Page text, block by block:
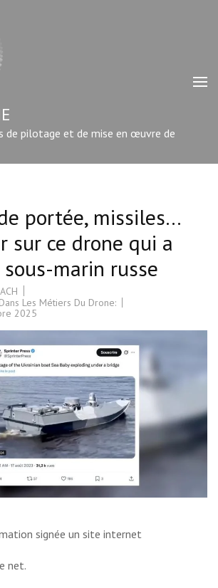
de pilotage et de mise en œuvre de
portée, missiles…
sur ce drone qui a
marin russe
Les Métiers Du Drone:
2025
signée un site internet
net.